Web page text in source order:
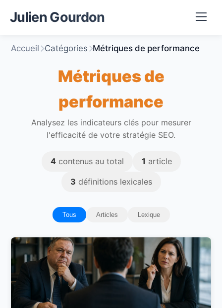
Julien Gourdon
Accueil Catégories Métriques de performance
Métriques de
performance
Analysez les indicateurs clés pour mesurer
l'efficacité de votre stratégie SEO.
4contenus au total 1 article
3 définitions lexicales
Tous Articles Lexique